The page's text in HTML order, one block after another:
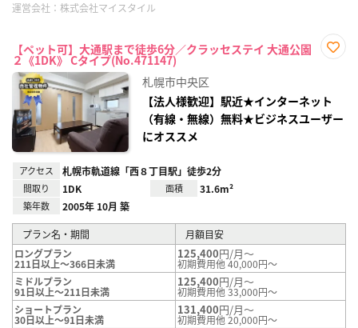
運営会社： 株式会社マイスタイル
【ペット可】大通駅まで徒歩6分／クラッセステイ 大通公園
２《1DK》 Cタイプ(No.471147)
録
札幌市中央区
【法人様歓迎】駅近★インターネット
（有線・無線）無料★ビジネスユーザー
にオススメ
アクセス 札幌市軌道線「西８丁目駅」徒歩2分
間取り 1DK 面積 31.6m²
築年数 2005年 10月 築
プラン名・期間
月額目安
ロングプラン
211日以上～366日未満
125,400円/月～
初期費用他 40,000円～
ミドルプラン
91日以上～211日未満
125,400円/月～
初期費用他 33,000円～
ショートプラン
30日以上～91日未満
131,400円/月～
初期費用他 20,000円～